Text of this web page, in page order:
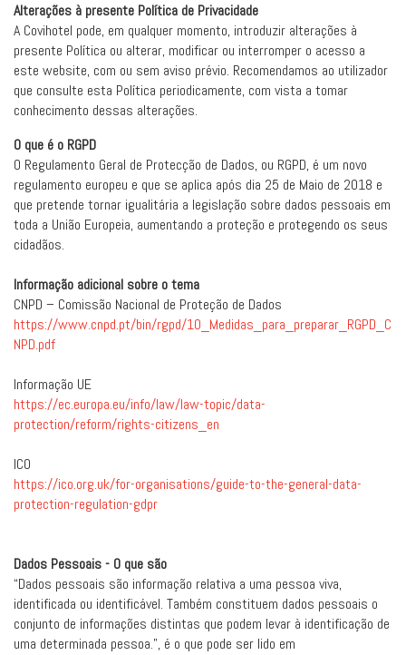
Alterações à presente Política de Privacidade
A Covihotel pode, em qualquer momento, introduzir alterações à
presente Política ou alterar, modificar ou interromper o acesso a
este website, com ou sem aviso prévio. Recomendamos ao utilizador
que consulte esta Política periodicamente, com vista a tomar
conhecimento dessas alterações.
O que é o RGPD
O Regulamento Geral de Protecção de Dados, ou RGPD, é um novo
regulamento europeu e que se aplica após dia 25 de Maio de 2018 e
que pretende tornar igualitária a legislação sobre dados pessoais em
toda a União Europeia, aumentando a proteção e protegendo os seus
cidadãos.
Informação adicional sobre o tema
CNPD – Comissão Nacional de Proteção de Dados
https://www.cnpd.pt/bin/rgpd/10_Medidas_para_preparar_RGPD_C
NPD.pdf
Informação UE
https://ec.europa.eu/info/law/law-topic/data-
protection/reform/rights-citizens_en
ICO
https://ico.org.uk/for-organisations/guide-to-the-general-data-
protection-regulation-gdpr
Dados Pessoais - O que são
“Dados pessoais são informação relativa a uma pessoa viva,
identificada ou identificável. Também constituem dados pessoais o
conjunto de informações distintas que podem levar à identificação de
uma determinada pessoa.”, é o que pode ser lido em